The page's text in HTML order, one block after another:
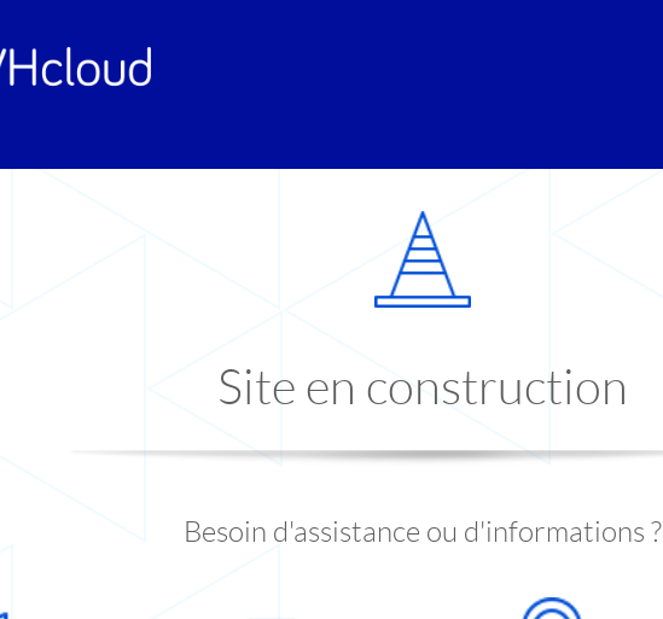
Site en construction
Besoin d'assistance ou d'informations ?